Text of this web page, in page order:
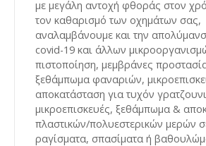
με μεγάλη αντοχή φθοράς στον
τον καθαρισμό των οχημάτων σας,
αναλαμβάνουμε και την
covid-19 και άλλων
πιστοποίηση, μεμβράνες
ξεθάμπωμα φαναριών,
αποκατάσταση για τυχόν
μικροεπισκευές, ξεθάμπωμα &
πλαστικών/πολυεστερικών μερών
ραγίσματα, σπασίματα ή